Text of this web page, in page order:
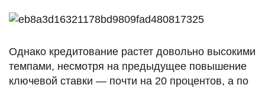
Однако кредитование растет довольно высокими
темпами, несмотря на предыдущее повышение
ключевой ставки — почти на 20 процентов, а по